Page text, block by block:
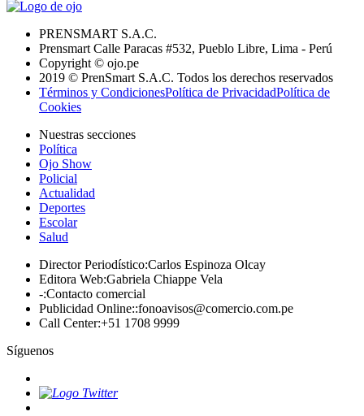
PRENSMART S.A.C.
Prensmart Calle Paracas #532, Pueblo Libre, Lima - Perú
Copyright © ojo.pe
2019 © PrenSmart S.A.C. Todos los derechos reservados
Términos y CondicionesPolítica de PrivacidadPolítica de
Cookies
Nuestras secciones
Política
Ojo Show
Policial
Actualidad
Deportes
Escolar
Salud
Director Periodístico:Carlos Espinoza Olcay
Editora Web:Gabriela Chiappe Vela
-:Contacto comercial
Publicidad Online::fonoavisos@comercio.com.pe
Call Center:+51 1708 9999
Síguenos